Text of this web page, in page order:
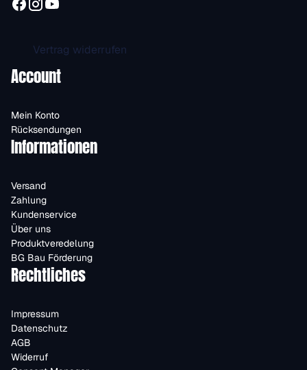
Vertrag widerrufen
Account
Mein Konto
Rücksendungen
Informationen
Versand
Zahlung
Kundenservice
Über uns
Produktveredelung
BG Bau Förderung
Rechtliches
Impressum
Datenschutz
AGB
Widerruf